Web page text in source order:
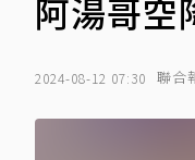
阿湯哥空
2024-08-12 07:30 聯合